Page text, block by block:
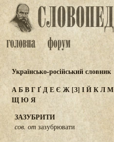
Українсько-російський словник
АБВГҐДЕЄ Ж[З] ІЙКЛМ
ЩЮ Я
ЗАЗУБРИТИ
сов. от зазубрювати